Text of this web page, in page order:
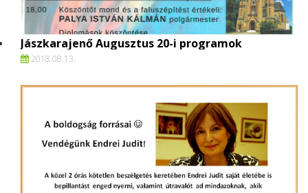
Jászkarajenő Augusztus 20-i programok
2018.08.13.